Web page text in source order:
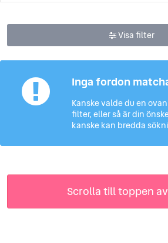
Visa filter
Inga fordon
Kanske valde du en
filter, eller så är din
kanske kan bredda
Scrolla till toppen